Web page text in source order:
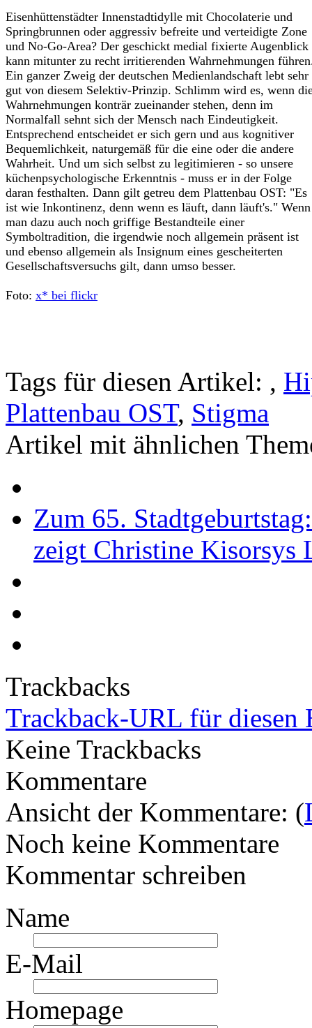
Eisenhüttenstädter Innenstadtidylle mit Chocolaterie und
Springbrunnen oder aggressiv befreite und verteidigte Zone
und No-Go-Area? Der geschickt medial fixierte Augenblick
kann mitunter zu recht irritierenden Wahrnehmungen
Ein ganzer Zweig der deutschen Medienlandschaft lebt sehr
gut von diesem Selektiv-Prinzip. Schlimm wird es, wenn
Wahrnehmungen konträr zueinander stehen, denn im
Normalfall sehnt sich der Mensch nach Eindeutigkeit.
Entsprechend entscheidet er sich gern und aus kognitiver
Bequemlichkeit, naturgemäß für die eine oder die andere
Wahrheit. Und um sich selbst zu legitimieren - so unsere
küchenpsychologische Erkenntnis - muss er in der Folge
daran festhalten. Dann gilt getreu dem Plattenbau OST: "Es
ist wie Inkontinenz, denn wenn es läuft, dann läuft's." Wenn
man dazu auch noch griffige Bestandteile einer
Symboltradition, die irgendwie noch allgemein präsent ist
und ebenso allgemein als Insignum eines gescheiterten
Gesellschaftsversuchs gilt, dann umso besser.
Foto: x* bei flickr
Tags für diesen Artikel: ,
Plattenbau OST, Stigma
Artikel mit ähnlichen
Zum 65.
zeigt Christine Kisorsys
Trackbacks
Trackback-URL für diesen
Keine Trackbacks
Kommentare
Ansicht der Kommentare: (
Noch keine Kommentare
Kommentar schreiben
Name
E-Mail
Homepage